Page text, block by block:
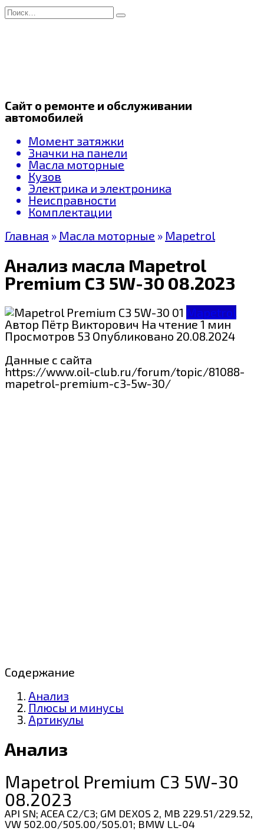
Перейти
к
Search
for:
Сайт о ремонте и обслуживании
автомобилей
Момент затяжки
Значки на панели
Масла моторные
Кузов
Электрика и электроника
Неисправности
Комплектации
Главная » Масла моторные » Mapetrol
Анализ масла Mapetrol
Premium C3 5W-30 08.2023
Mapetrol
Автор Пётр Викторович На чтение1 мин
Просмотров 53 Опубликовано 20.08.2024
Данные с сайта
https://www.oil-club.ru/forum/topic/81088-
mapetrol-premium-c3-5w-30/
Содержание
Анализ
Плюсы и минусы
Артикулы
Анализ
Mapetrol Premium C3 5W-30
08.2023
API SN; ACEA C2/C3; GM DEXOS 2, MB 229.51/229.52,
VW 502.00/505.00/505.01; BMW LL-04